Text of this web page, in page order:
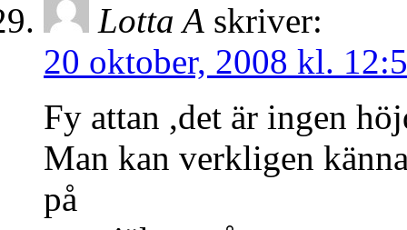
Lotta A skriver:
20 oktober, 2008 kl.
Fy attan ,det är ingen
Man kan verkligen
på